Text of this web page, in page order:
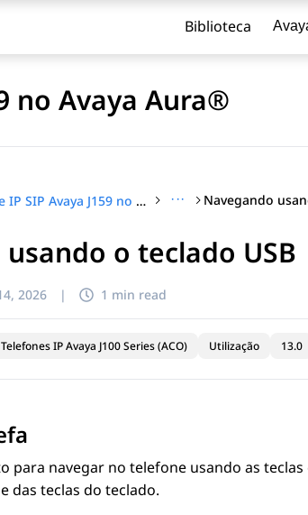
Biblioteca
no Avaya Aura®
Usando o telefone IP SIP Avaya J159 no Avaya Aura® ··· Navegando
o teclado USB
2026 | 1 min read
Telefones IP Avaya J100 Series (ACO) Utilização 13.0
para navegar no telefone usando as
das teclas do teclado.